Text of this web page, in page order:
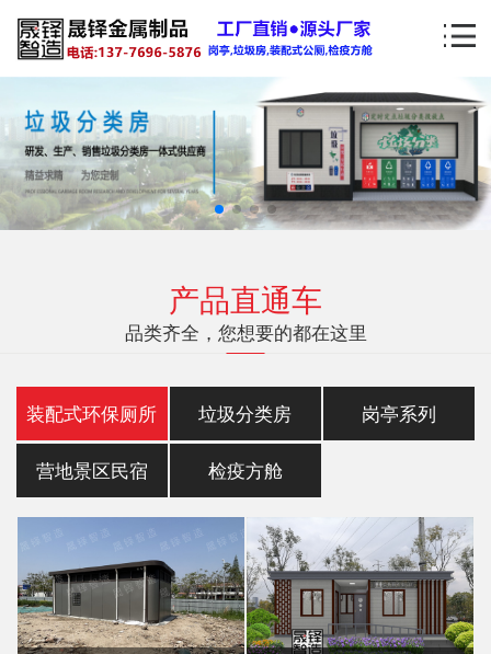
产品直通车
品类齐全，您想要的都在这里
装配式环保厕所 垃圾分类房 岗亭系列
营地景区民宿 检疫方舱